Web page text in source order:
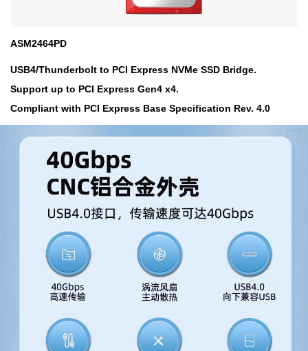
ASM2464PD
USB4/Thunderbolt to PCI Express NVMe SSD Bridge.
Support up to PCI Express Gen4 x4.
Compliant with PCI Express Base Specification Rev. 4.0